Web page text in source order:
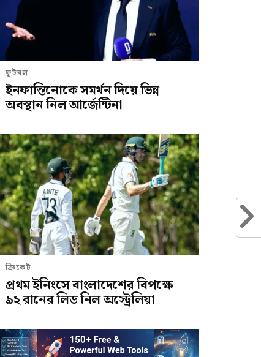
ফুটবল
ইনফান্তিনোকে সমর্থন দিয়ে ভিন্ন
অবস্থান নিল আর্জেন্টিনা
ক্রিকেট
প্রথম ইনিংসে বাংলাদেশের বিপক্ষে
৯২ রানের লিড নিল অস্ট্রেলিয়া